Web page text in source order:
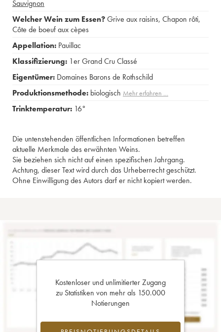
Sauvignon
Welcher Wein zum Essen?Grive aux raisins, Chapon rôti,
Côte de boeuf aux cèpes
Appellation: Pauillac
Klassifizierung: 1er Grand Cru Classé
Eigentümer: Domaines Barons de Rothschild
Produktionsmethode: biologisch Mehr erfahren …
Trinktemperatur: 16°
Die untenstehenden öffentlichen Informationen betreffen
aktuelle Merkmale des erwähnten Weins.
Sie beziehen sich nicht auf einen spezifischen Jahrgang.
Achtung, dieser Text wird durch das Urheberrecht geschützt.
Ohne Einwilligung des Autors darf er nicht kopiert werden.
Kostenloser und unlimitierter Zugang
zu Statistiken von mehr als 150.000
Notierungen